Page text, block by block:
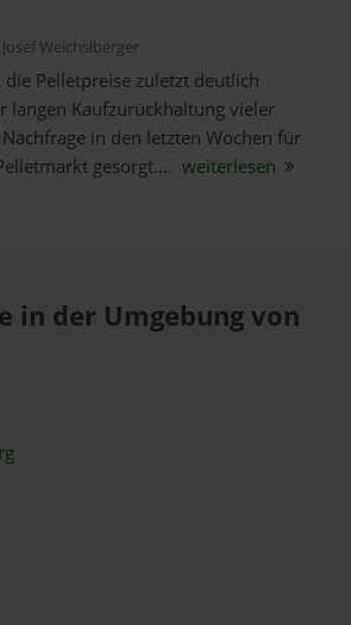
Josef Weichslberger
Pelletpreise zuletzt deutlich
langen Kaufzurückhaltung vieler
in den letzten Wochen für
gesorgt.... weiterlesen
in der Umgebung von